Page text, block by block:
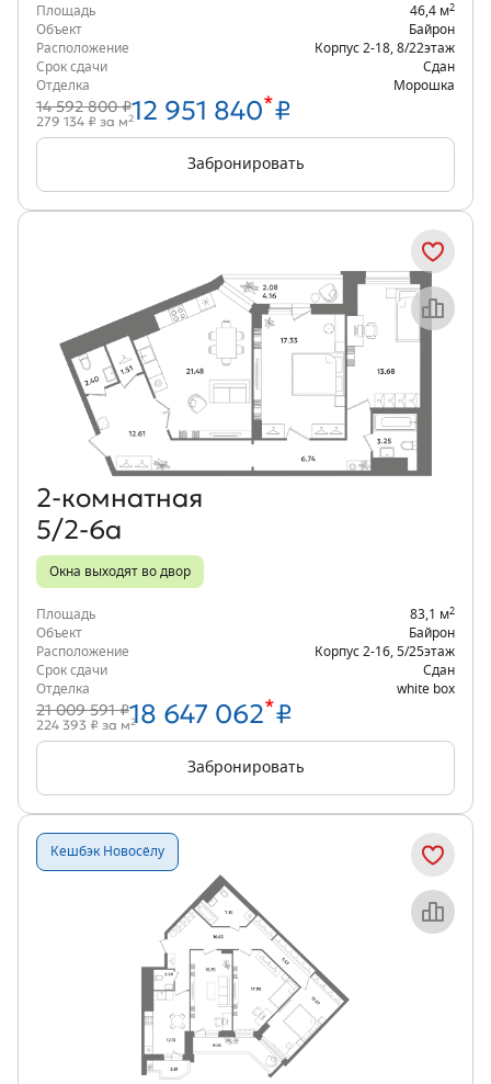
Площадь 46,4 м2
Объект
Байрон
Расположение
Корпус 2-18 8/22этаж
Срок сдачи
Сдан
Отделка
Морошка
14 592 800 ₽12 951 840*₽
279 134 ₽ за м2
Забронировать
Объект месяца
2‑комнатная
5/2-6а
Окна выходят во двор
Площадь 83,1 м2
Объект
Байрон
Расположение
Корпус 2-16 5/25этаж
Срок сдачи
Сдан
Отделка
white box
21 009 591 ₽18 647 062*₽
224 393 ₽ за м2
Забронировать
Кешбэк Новосёлу
Объект месяца